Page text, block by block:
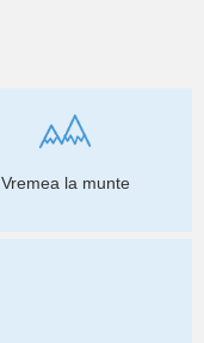
Vremea la munte